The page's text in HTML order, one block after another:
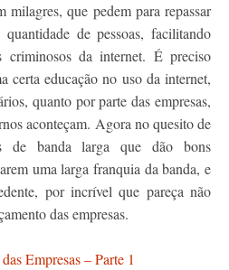
milagres, que pedem para repassar
de pessoas, facilitando
criminosos da internet. É preciso
certa educação no uso da internet,
quanto por parte das empresas,
aconteçam. Agora no quesito de
de banda larga que dão bons
uma larga franquia da banda, e
por incrível que pareça não
das empresas.
Empresas – Parte 1